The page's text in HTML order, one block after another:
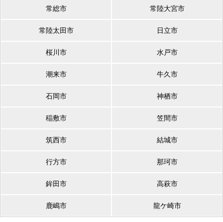
常総市 常陸大宮市
常陸太田市 日立市
桜川市 水戸市
潮来市 牛久市
石岡市 神栖市
稲敷市 笠間市
筑西市 結城市
行方市 那珂市
鉾田市 高萩市
鹿嶋市 龍ケ崎市